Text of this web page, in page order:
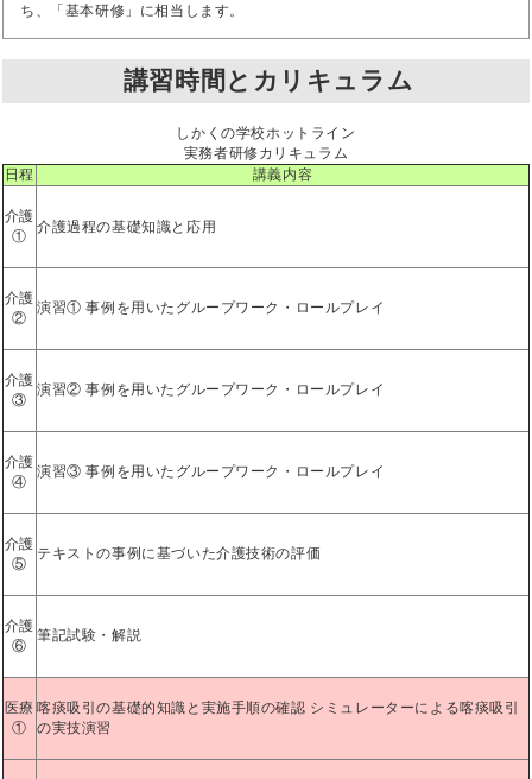
ち、「基本研修」に相当します。
講習時間とカリキュラム
しかくの学校ホットライン
実務者研修カリキュラム
日程
講義内容
介護
①
介護過程の基礎知識と応用
介護
②
演習① 事例を用いたグループワーク・ロールプレイ
介護
③
演習② 事例を用いたグループワーク・ロールプレイ
介護
④
演習③ 事例を用いたグループワーク・ロールプレイ
介護
⑤
テキストの事例に基づいた介護技術の評価
介護
⑥
筆記試験・解説
医療
①
喀痰吸引の基礎的知識と実施手順の確認 シミュレーターによる喀痰吸引
の実技演習